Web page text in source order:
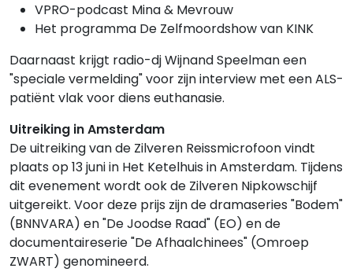
VPRO-podcast Mina & Mevrouw
Het programma De Zelfmoordshow van KINK
Daarnaast krijgt radio-dj Wijnand Speelman een
"speciale vermelding" voor zijn interview met een ALS-
patiënt vlak voor diens euthanasie.
Uitreiking in Amsterdam
De uitreiking van de Zilveren Reissmicrofoon vindt
plaats op 13 juni in Het Ketelhuis in Amsterdam. Tijdens
dit evenement wordt ook de Zilveren Nipkowschijf
uitgereikt. Voor deze prijs zijn de dramaseries "Bodem"
(BNNVARA) en "De Joodse Raad" (EO) en de
documentaireserie "De Afhaalchinees" (Omroep
ZWART) genomineerd.